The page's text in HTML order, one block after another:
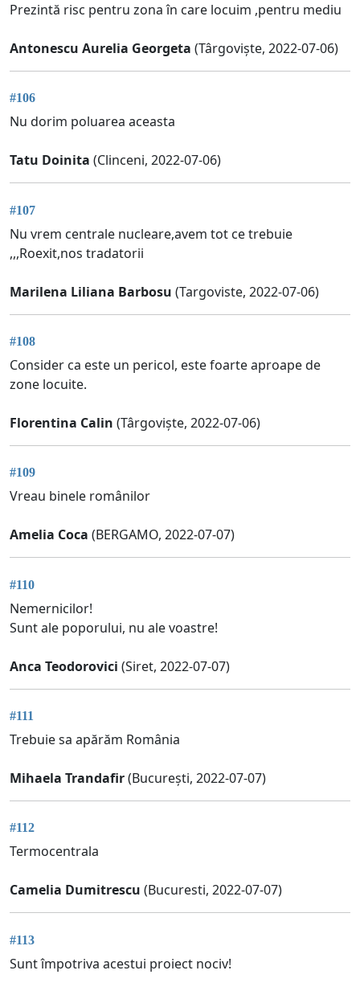
Prezintă risc pentru zona în care locuim ,pentru mediu
Antonescu Aurelia Georgeta (Târgoviște, 2022-07-06)
#106
Nu dorim poluarea aceasta
Tatu Doinita (Clinceni, 2022-07-06)
#107
Nu vrem centrale nucleare,avem tot ce trebuie
,,,Roexit,nos tradatorii
Marilena Liliana Barbosu (Targoviste, 2022-07-06)
#108
Consider ca este un pericol, este foarte aproape de
zone locuite.
Florentina Calin (Târgoviște, 2022-07-06)
#109
Vreau binele românilor
Amelia Coca (BERGAMO, 2022-07-07)
#110
Nemernicilor!
Sunt ale poporului, nu ale voastre!
Anca Teodorovici (Siret, 2022-07-07)
#111
Trebuie sa apărăm România
Mihaela Trandafir(București, 2022-07-07)
#112
Termocentrala
Camelia Dumitrescu (Bucuresti, 2022-07-07)
#113
Sunt împotriva acestui proiect nociv!